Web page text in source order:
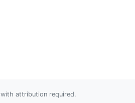
with attribution required.